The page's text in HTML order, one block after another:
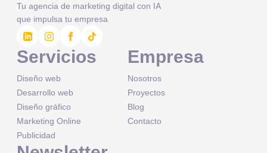
Tu agencia de marketing digital con IA
que impulsa tu empresa
Servicios
Diseño web
Desarrollo web
Diseño gráfico
Marketing Online
Publicidad
Empresa
Nosotros
Proyectos
Blog
Contacto